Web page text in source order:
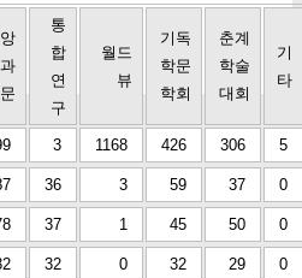
과
통
합
연
구
월드
뷰
기독
학문
학회
춘계
학술
대회
기
타
3 1168 426 306 5
36 3 59 37 0
37 1 45 50 0
32 0 32 29 0